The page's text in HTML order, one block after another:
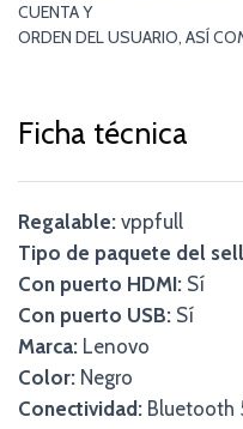
CUENTA Y
ORDEN DEL USUARIO, ASÍ
Ficha técnica
Regalable: vppfull
Tipo de paquete del
Con puerto HDMI: Sí
Con puerto USB: Sí
Marca: Lenovo
Color: Negro
Conectividad: Bluetooth